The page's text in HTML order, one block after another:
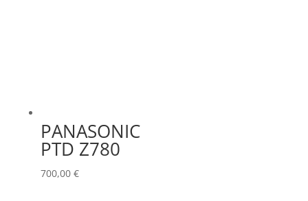
PANASONIC
PTD Z780
700,00 €